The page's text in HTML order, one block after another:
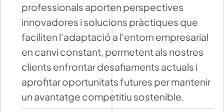
professionals aporten perspectives
innovadores i solucions pràctiques que
faciliten l'adaptació a l'entorn empresarial
en canvi constant, permetent als nostres
clients enfrontar desafiaments actuals i
aprofitar oportunitats futures per mantenir
un avantatge competitiu sostenible.